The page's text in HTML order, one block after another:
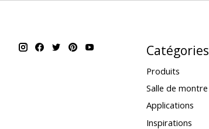
Catégories
Produits
Salle de montre
Applications
Inspirations